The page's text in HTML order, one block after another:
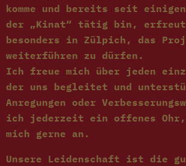
komme und bereits seit
der „Kinat“ tätig bin, erfreut
besonders in Zülpich, das
weiterführen zu dürfen.
Ich freue mich über jeden
der uns begleitet und
Anregungen oder
ich jederzeit ein offenes
mich gerne an.
Unsere Leidenschaft ist die